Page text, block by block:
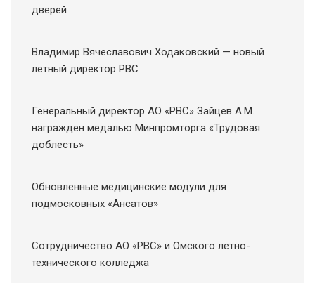
дверей
Владимир Вячеславович Ходаковский — новый
летный директор РВС
Генеральный директор АО «РВС» Зайцев А.М.
награжден медалью Минпромторга «Трудовая
доблесть»
Обновленные медицинские модули для
подмосковных «Ансатов»
Сотрудничество АО «РВС» и Омского летно-
технического колледжа